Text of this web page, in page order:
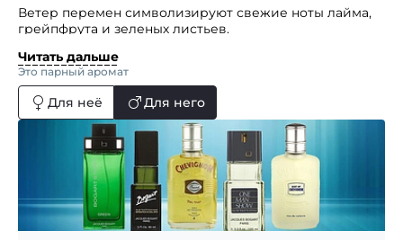
Ветер перемен символизируют свежие ноты лайма,
грейпфрута и зеленых листьев.
Богатство и теплоту аромату дарят запахи лаванды,
перца, миндаля, жасмина и кедра. Финальный аккорд
сандалового дерева, мускуса, амбры и мха
приближает Che к семейству классических
парфюмерных композиций.
Читать дальше
Это парный аромат
Для неё Для него